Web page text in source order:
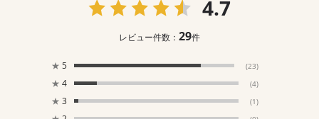
4.7
レビュー件数： 29件
★ 5 (23)
★ 4 (4)
★ 3 (1)